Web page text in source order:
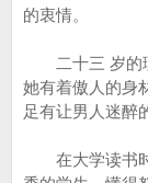
的衷情。
二十三 岁的理
她有着傲人的身
足有让男人迷醉
在大学读书时